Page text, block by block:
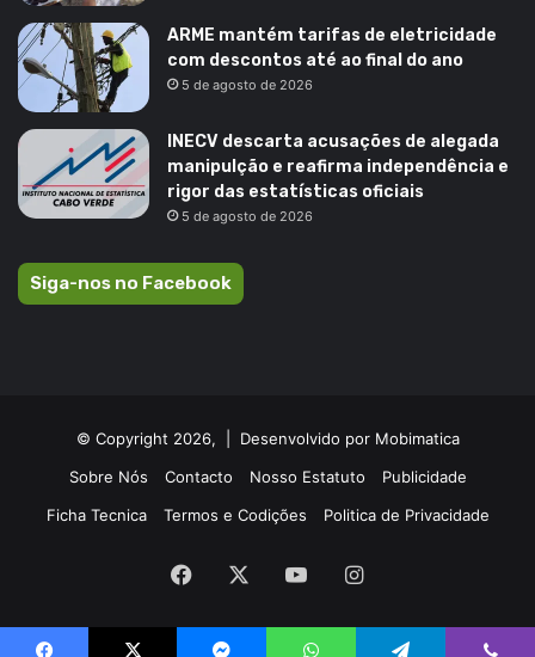
ARME mantém tarifas de eletricidade
com descontos até ao final do ano
5 de agosto de 2026
INECV descarta acusações de alegada
manipulção e reafirma independência e
rigor das estatísticas oficiais
5 de agosto de 2026
Siga-nos no Facebook
© Copyright 2026, | Desenvolvido por Mobimatica
Sobre Nós
Contacto Nosso Estatuto
Publicidade
Ficha Tecnica
Termos e Codições Politica de Privacidade
Facebook YouTubeInstagram